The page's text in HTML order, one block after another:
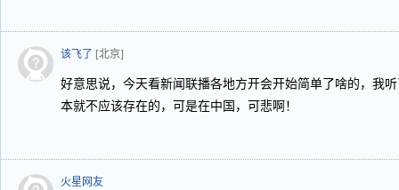
该飞了 [北京]
好意思说，今天看新闻联播各地方开会开始简单了啥的，我
本就不应该存在的，可是在中国，可悲啊！
火星网友